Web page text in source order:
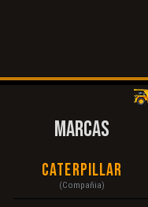
MARCAS
Caterpillar
(Compañia)